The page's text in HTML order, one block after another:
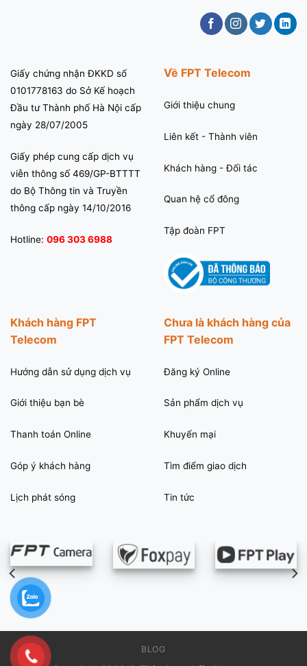
Giấy chứng nhận ĐKKD số
0101778163 do Sở Kế hoạch
Đầu tư Thành phố Hà Nội cấp
ngày 28/07/2005
Giấy phép cung cấp dịch vụ
viễn thông số 469/GP-BTTTT
do Bộ Thông tin và Truyền
thông cấp ngày 14/10/2016
Hotline: 096 303 6988
Về FPT Telecom
Giới thiệu chung
Liên kết - Thành viên
Khách hàng - Đối tác
Quan hệ cổ đông
Tập đoàn FPT
Khách hàng FPT
Telecom
Hướng dẫn sử dụng dịch vụ
Giới thiệu bạn bè
Thanh toán Online
Góp ý khách hàng
Lịch phát sóng
Chưa là khách hàng của
FPT Telecom
Đăng ký Online
Sản phẩm dịch vụ
Khuyến mại
Tìm điểm giao dịch
Tin tức
BLOG